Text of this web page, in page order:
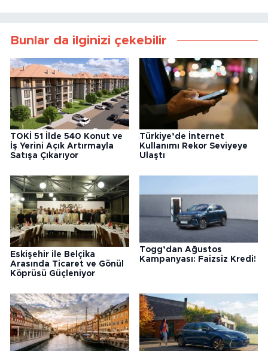
Bunlar da ilginizi çekebilir
TOKİ 51 İlde 540 Konut ve
İş Yerini Açık Artırmayla
Satışa Çıkarıyor
Türkiye’de İnternet
Kullanımı Rekor Seviyeye
Ulaştı
Eskişehir ile Belçika
Arasında Ticaret ve Gönül
Köprüsü Güçleniyor
Togg’dan Ağustos
Kampanyası: Faizsiz Kredi!